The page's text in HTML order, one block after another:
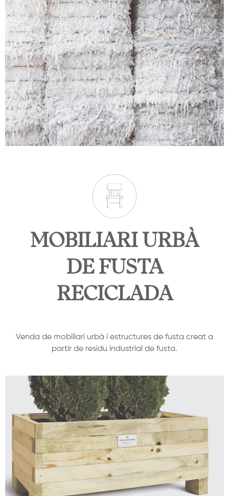
MOBILIARI URBÀ
DE FUSTA
RECICLADA
Venda de mobiliari urbà i estructures de fusta creat a
partir de residu industrial de fusta.